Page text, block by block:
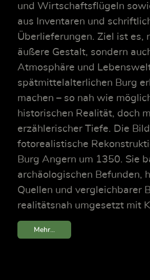
und Wirtschaftsflügeln
aus Inventaren und
Überlieferungen. Ziel ist es,
äußere Gestalt, sondern
Atmosphäre und
spätmittelalterlichen Burg
machen – so nah wie
historischen Realität, doch
erzählerischer Tiefe. Die
fotorealistische
Burg Angern um 1350. Sie
archäologischen Befunden,
Quellen und vergleichbarer
realitätsnah umgesetzt mit
Mehr...